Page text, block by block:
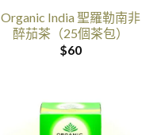
Organic India 聖羅勒南非
醉茄茶（25個茶包）
$60